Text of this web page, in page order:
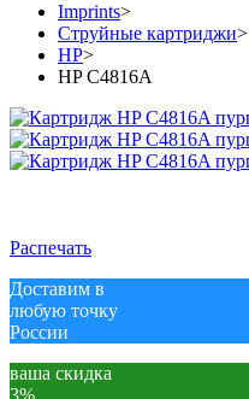
Imprints>
Струйные картриджи>
HP>
HP C4816A
Распечать
Доставим в
любую точку
России
ваша скидка
3%